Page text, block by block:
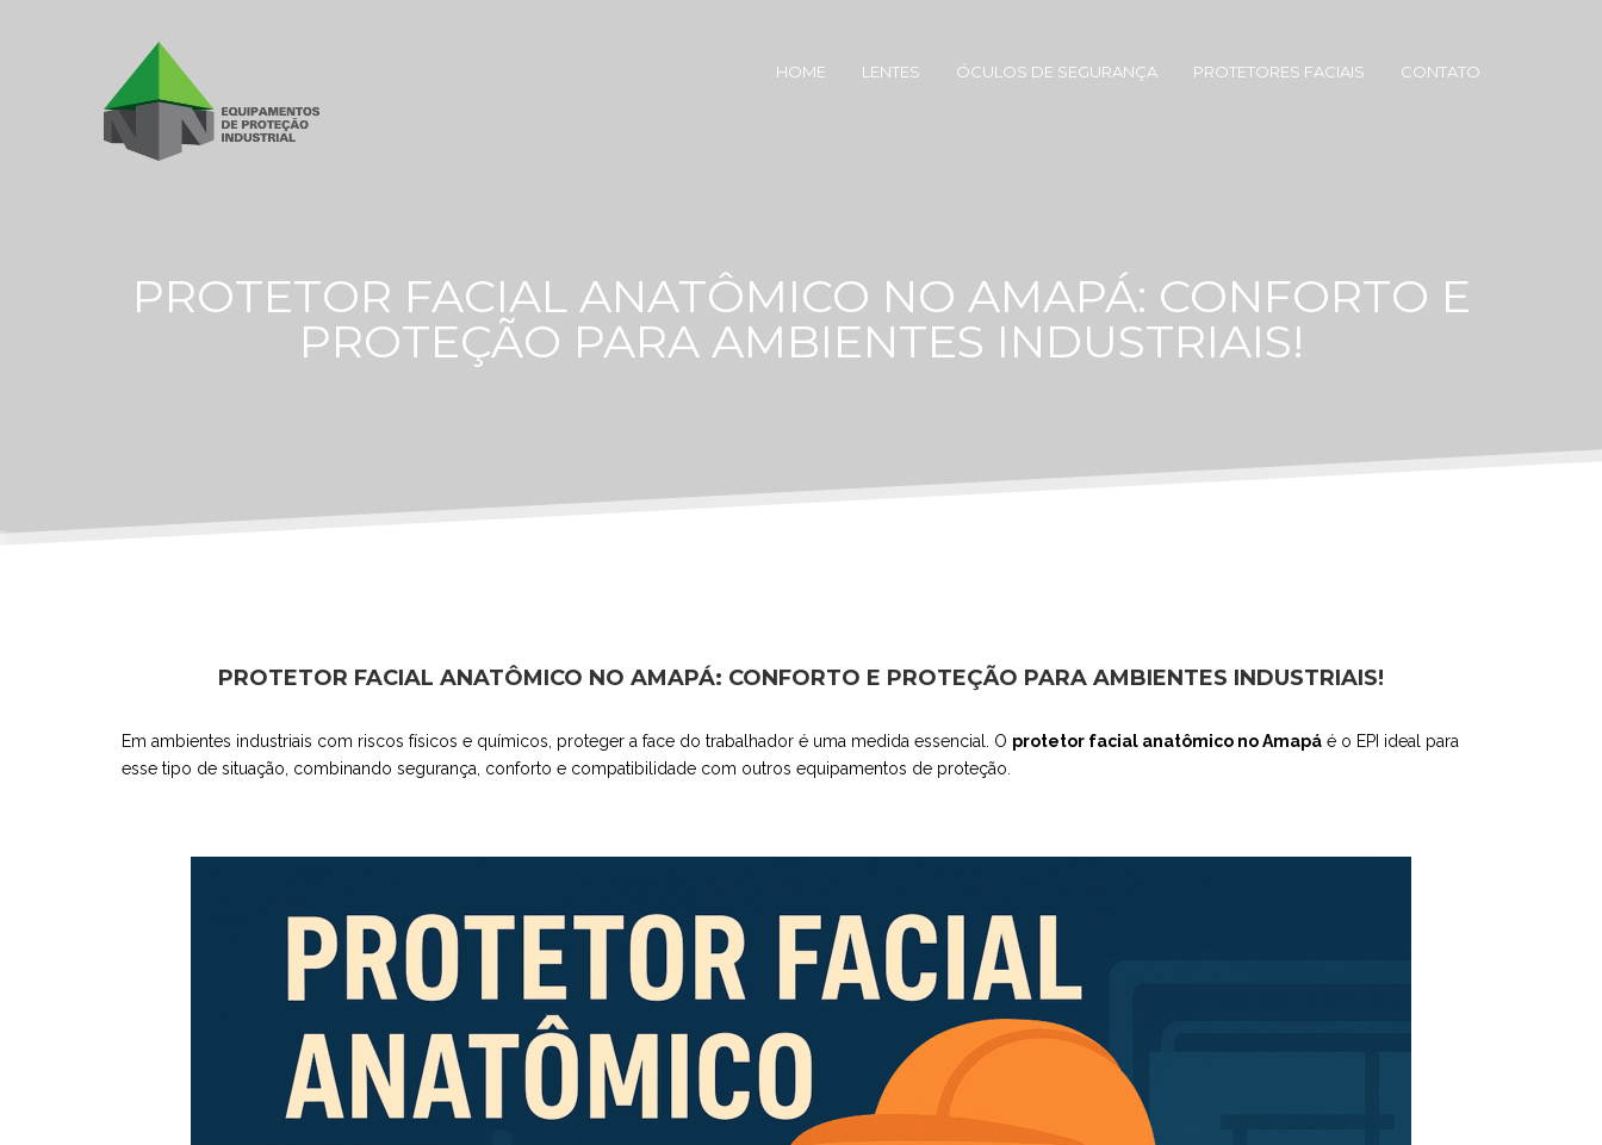
HOME LENTES ÓCULOS DE SEGURANÇA PROTETORES FACIAIS CONTATO
PROTETOR FACIAL ANATÔMICO NO AMAPÁ: CONFORTO E
PROTEÇÃO PARA AMBIENTES INDUSTRIAIS!
PROTETOR FACIAL ANATÔMICO NO AMAPÁ: CONFORTO E PROTEÇÃO PARA AMBIENTES INDUSTRIAIS!
Em ambientes industriais com riscos físicos e químicos, proteger a face do trabalhador é uma medida essencial. O protetor facial anatômico no Amapá é o EPI ideal para
esse tipo de situação, combinando segurança, conforto e compatibilidade com outros equipamentos de proteção.